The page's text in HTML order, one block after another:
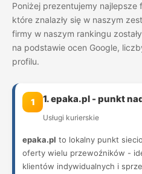
Poniżej prezentujemy najlepsze
które znalazły się w naszym
firmy w naszym rankingu
na podstawie ocen Google,
profilu.
1 1. epaka.pl - punkt
Usługi kurierskie
epaka.pl to lokalny punkt
oferty wielu przewoźników -
klientów indywidualnych i